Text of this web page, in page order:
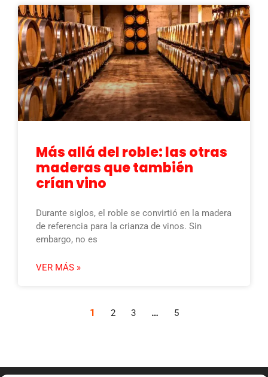
Más allá del roble: las otras
maderas que también
crían vino
Durante siglos, el roble se convirtió en la madera
de referencia para la crianza de vinos. Sin
embargo, no es
VER MÁS »
1 2 3 … 5